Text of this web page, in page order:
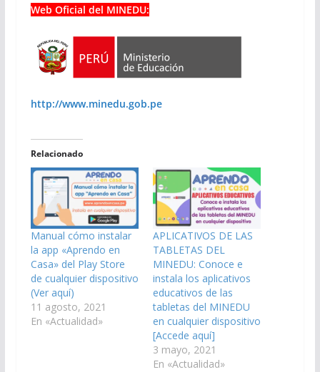
Web Oficial del MINEDU:
http://www.minedu.gob.pe
Relacionado
Manual cómo instalar
la app «Aprendo en
Casa» del Play Store
de cualquier dispositivo
(Ver aquí)
11 agosto, 2021
En «Actualidad»
APLICATIVOS DE LAS
TABLETAS DEL
MINEDU: Conoce e
instala los aplicativos
educativos de las
tabletas del MINEDU
en cualquier dispositivo
[Accede aquí]
3 mayo, 2021
En «Actualidad»